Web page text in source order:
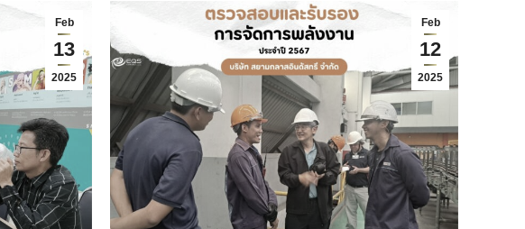
Feb
13
2025
Feb
12
2025